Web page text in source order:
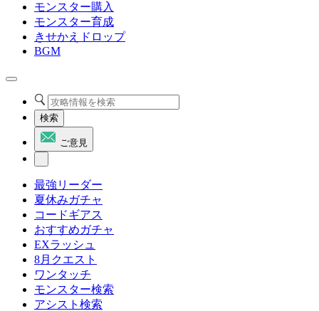
モンスター購入
モンスター育成
きせかえドロップ
BGM
検索
ご意見
最強リーダー
夏休みガチャ
コードギアス
おすすめガチャ
EXラッシュ
8月クエスト
ワンタッチ
モンスター検索
アシスト検索